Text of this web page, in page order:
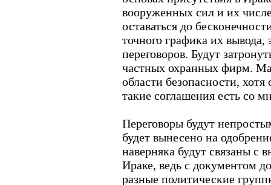
вооруженных сил и их
оставаться до
точного графика их вывода,
переговоров. Будут
частных охранных фирм.
области безопасности,
такие соглашения есть со
Переговоры будут
будет вынесено на
наверняка будут связаны с
Ираке, ведь с документом
разные политические